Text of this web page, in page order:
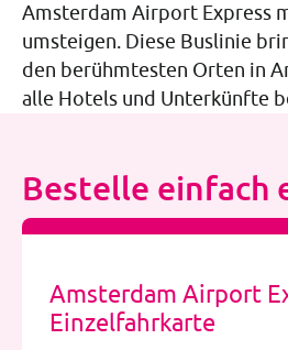
Amsterdam Airport Express
umsteigen. Diese Buslinie
den berühmtesten Orten in
alle Hotels und Unterkünfte
Bestelle einfach
Amsterdam Airport
Einzelfahrkarte